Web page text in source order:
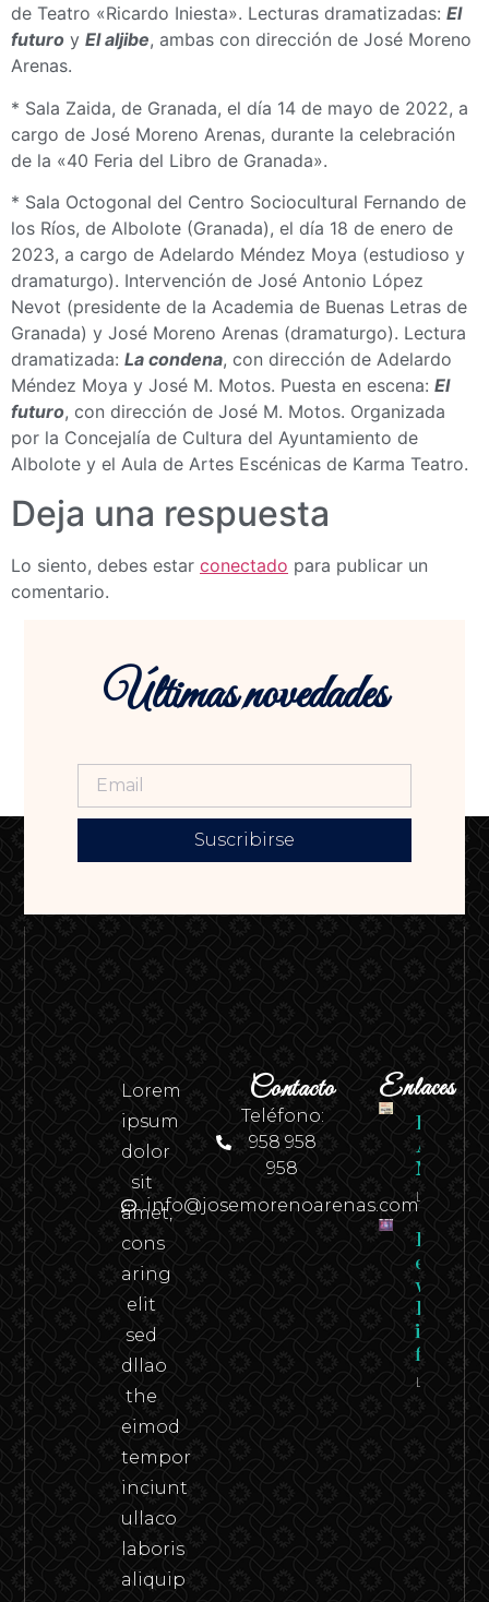
de Teatro «Ricardo Iniesta». Lecturas dramatizadas: El
futuro y El aljibe, ambas con dirección de José Moreno
Arenas.
* Sala Zaida, de Granada, el día 14 de mayo de 2022, a
cargo de José Moreno Arenas, durante la celebración
de la «40 Feria del Libro de Granada».
* Sala Octogonal del Centro Sociocultural Fernando de
los Ríos, de Albolote (Granada), el día 18 de enero de
2023, a cargo de Adelardo Méndez Moya (estudioso y
dramaturgo). Intervención de José Antonio López
Nevot (presidente de la Academia de Buenas Letras de
Granada) y José Moreno Arenas (dramaturgo). Lectura
dramatizada: La condena, con dirección de Adelardo
Méndez Moya y José M. Motos. Puesta en escena: El
futuro, con dirección de José M. Motos. Organizada
por la Concejalía de Cultura del Ayuntamiento de
Albolote y el Aula de Artes Escénicas de Karma Teatro.
Deja una respuesta
Lo siento, debes estar conectado para publicar un
comentario.
Últimas novedades
Suscribirse
Lorem
ipsum
dolor
sit
amet,
cons
aring
elit
sed
dllao
the
eimod
tempor
inciunt
ullaco
laboris
aliquip
Contacto
Teléfono:
958 958
958
info@josemorenoarenas.com
Enlaces
Revista
N.º 2
Leer
en
viva –
in the
flesh
Leer